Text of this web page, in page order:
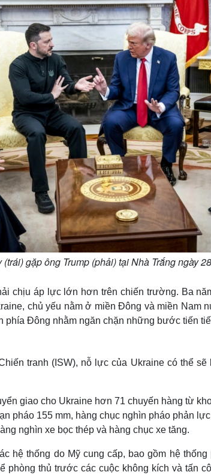
(trái) gặp ông Trump (phải) tại Nhà Trắng ngày
chịu áp lực lớn hơn trên chiến trường. Ba
chủ yếu nằm ở miền Đông và miền Nam
phía Đông nhằm ngăn chặn những bước tiến
tranh (ISW), nỗ lực của Ukraine có thể
giao cho Ukraine hơn 71 chuyến hàng từ
pháo 155 mm, hàng chục nghìn pháo phản
nghìn xe bọc thép và hàng chục xe tăng.
hệ thống do Mỹ cung cấp, bao gồm hệ
phòng thủ trước các cuộc không kích và tấn